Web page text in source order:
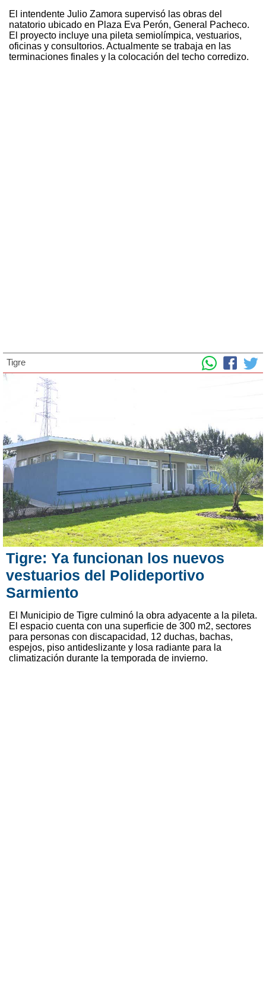
El intendente Julio Zamora supervisó las obras del
natatorio ubicado en Plaza Eva Perón, General Pacheco.
El proyecto incluye una pileta semiolímpica, vestuarios,
oficinas y consultorios. Actualmente se trabaja en las
terminaciones finales y la colocación del techo corredizo.
Tigre
Tigre: Ya funcionan los nuevos
vestuarios del Polideportivo
Sarmiento
El Municipio de Tigre culminó la obra adyacente a la pileta.
El espacio cuenta con una superficie de 300 m2, sectores
para personas con discapacidad, 12 duchas, bachas,
espejos, piso antideslizante y losa radiante para la
climatización durante la temporada de invierno.